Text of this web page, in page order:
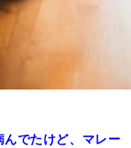
でたけど、マレー